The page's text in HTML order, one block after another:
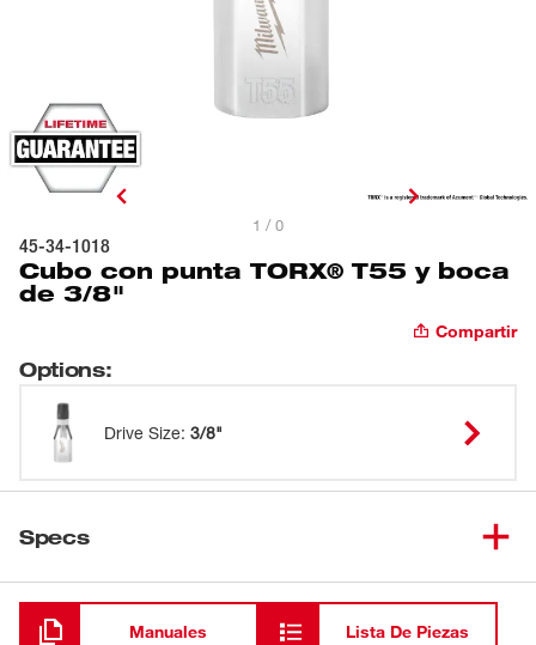
1 / 0
45-34-1018
Cubo con punta TORX® T55 y boca
de 3/8"
Compartir
Options:
Drive Size: 3/8"
Specs
Cargando
Manuales Lista De Piezas